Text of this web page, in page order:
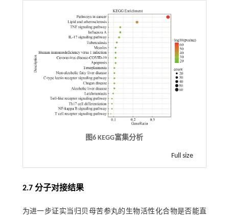
图6 KEGG富集分析
Full size
2.7 分子对接结果
为进一步证实当归贝母苦参丸的生物活性化合物是否能直